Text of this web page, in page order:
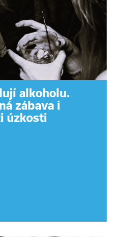
alkoholu.
zábava i
úzkosti